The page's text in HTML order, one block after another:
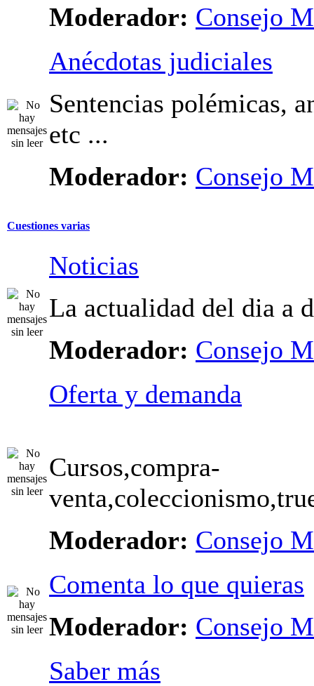
Moderador: Consejo
Anécdotas judiciales
Sentencias polémicas,
etc ...
Moderador: Consejo
Cuestiones varias
Noticias
La actualidad del dia a
Moderador: Consejo
Oferta y demanda
Cursos,compra-
Moderador: Consejo
Comenta lo que quieras
Moderador: Consejo
Saber más